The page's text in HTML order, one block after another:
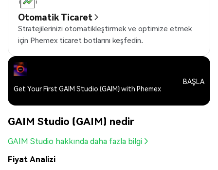
Otomatik Ticaret
Stratejilerinizi otomatikleştirmek ve optimize etmek
için Phemex ticaret botlarını keşfedin.
Get Your First GAIM Studio (GAIM) with Phemex
BAŞLA
GAIM Studio (GAIM) nedir
GAIM Studio hakkında daha fazla bilgi
Fiyat Analizi